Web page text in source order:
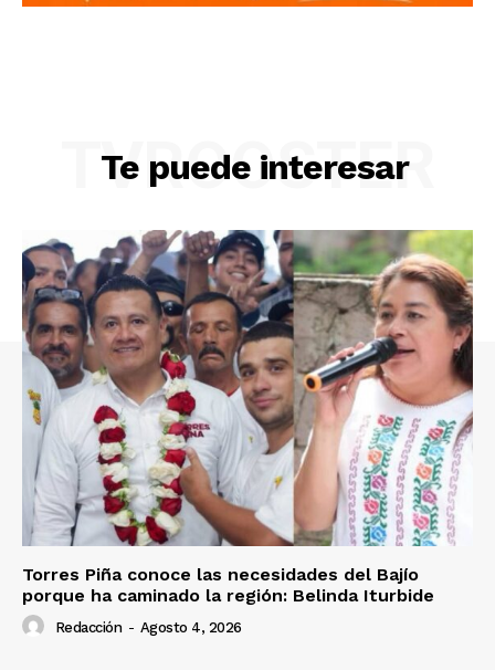
Te puede interesar
TVROOSTER
Torres Piña conoce las necesidades del Bajío
porque ha caminado la región: Belinda Iturbide
Redacción - Agosto 4, 2026